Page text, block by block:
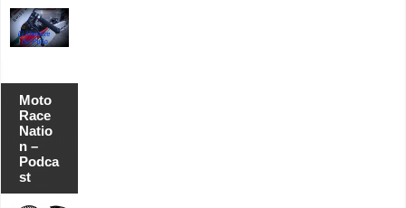
Moto
Race
Natio
n –
Podca
st